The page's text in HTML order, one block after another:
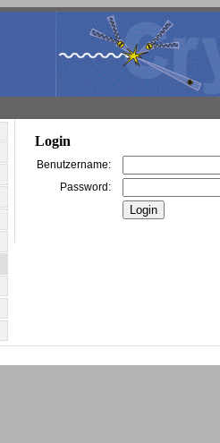
Login
Benutzername:
Password: